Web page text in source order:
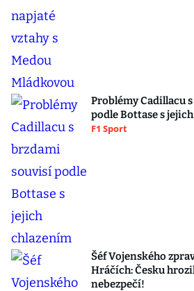
Problémy Cadillacu
podle Bottase s
F1 Sport
Šéf Vojenského
Hráčích: Česku
nebezpečí!